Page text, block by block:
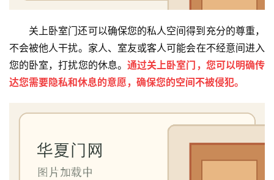
入
户
关上卧室门还可以确保您的私人空间得到充分的尊重，
不会被他人干扰。家人、室友或客人可能会在不经意间进入
您的卧室，打扰您的休息。 通过关上卧室门，您可以明确传
达您需要隐私和休息的意愿，确保您的空间不被侵犯。